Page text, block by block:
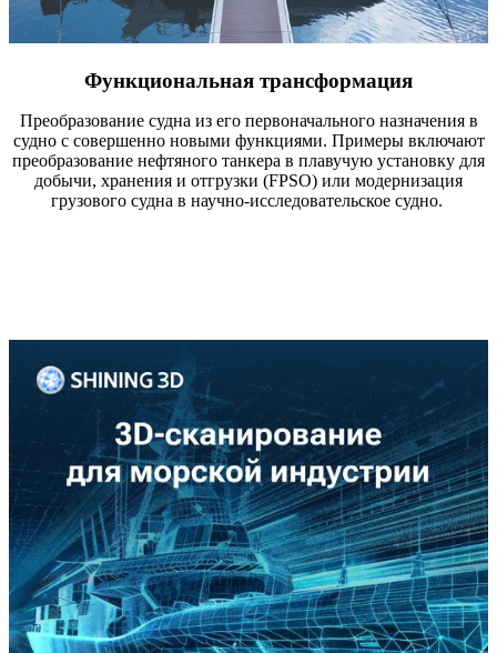
Функциональная трансформация
Преобразование судна из его первоначального назначения в
судно с совершенно новыми функциями. Примеры включают
преобразование нефтяного танкера в плавучую установку для
добычи, хранения и отгрузки (FPSO) или модернизация
грузового судна в научно-исследовательское судно.